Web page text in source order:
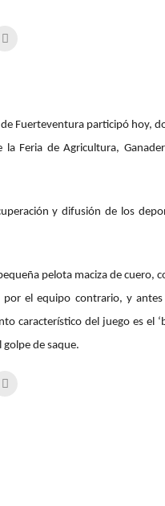
Fuerteventura participó hoy,
Feria de Agricultura,
y difusión de los
pelota maciza de cuero,
el equipo contrario, y
característico del juego es el
golpe de saque.